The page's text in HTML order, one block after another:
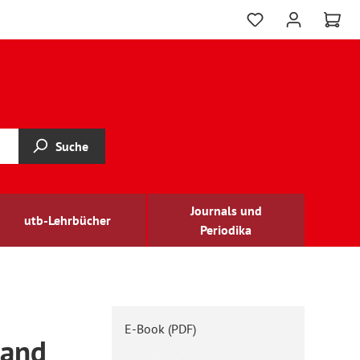
Suche
utb-Lehrbücher
Journals und
Periodika
E-Book (PDF)